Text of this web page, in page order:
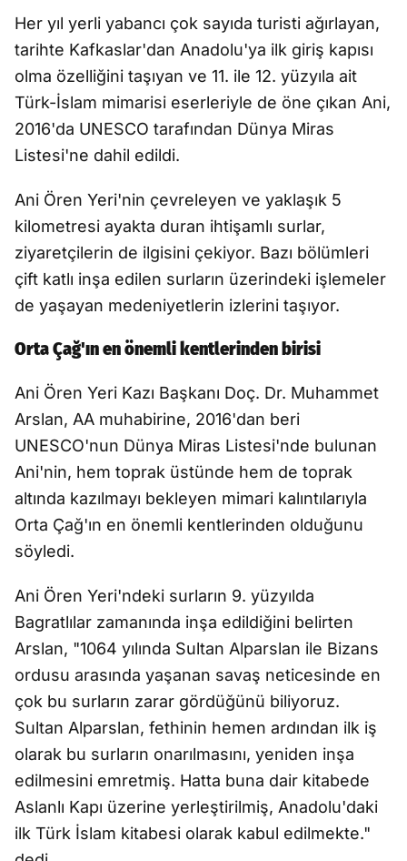
Her yıl yerli yabancı çok sayıda turisti ağırlayan,
tarihte Kafkaslar'dan Anadolu'ya ilk giriş kapısı
olma özelliğini taşıyan ve 11. ile 12. yüzyıla ait
Türk-İslam mimarisi eserleriyle de öne çıkan Ani,
2016'da UNESCO tarafından Dünya Miras
Listesi'ne dahil edildi.
Ani Ören Yeri'nin çevreleyen ve yaklaşık 5
kilometresi ayakta duran ihtişamlı surlar,
ziyaretçilerin de ilgisini çekiyor. Bazı bölümleri
çift katlı inşa edilen surların üzerindeki işlemeler
de yaşayan medeniyetlerin izlerini taşıyor.
Orta Çağ'ın en önemli kentlerinden birisi
Ani Ören Yeri Kazı Başkanı Doç. Dr. Muhammet
Arslan, AA muhabirine, 2016'dan beri
UNESCO'nun Dünya Miras Listesi'nde bulunan
Ani'nin, hem toprak üstünde hem de toprak
altında kazılmayı bekleyen mimari kalıntılarıyla
Orta Çağ'ın en önemli kentlerinden olduğunu
söyledi.
Ani Ören Yeri'ndeki surların 9. yüzyılda
Bagratlılar zamanında inşa edildiğini belirten
Arslan, "1064 yılında Sultan Alparslan ile Bizans
ordusu arasında yaşanan savaş neticesinde en
çok bu surların zarar gördüğünü biliyoruz.
Sultan Alparslan, fethinin hemen ardından ilk iş
olarak bu surların onarılmasını, yeniden inşa
edilmesini emretmiş. Hatta buna dair kitabede
Aslanlı Kapı üzerine yerleştirilmiş, Anadolu'daki
ilk Türk İslam kitabesi olarak kabul edilmekte."